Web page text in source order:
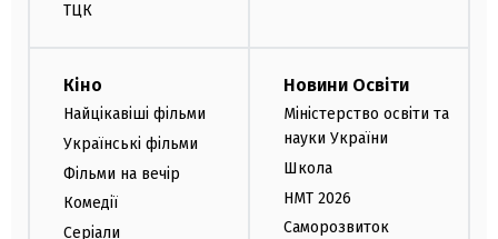
ТЦК
Кіно
Найцікавіші фільми
Українські фільми
Фільми на вечір
Комедії
Серіали
Новини Освіти
Міністерство освіти та
науки України
Школа
НМТ 2026
Саморозвиток